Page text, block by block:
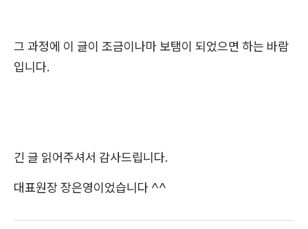
그 과정에 이 글이 조금이나마 보탬이 되었으면 하는 바람
입니다.
긴 글 읽어주셔서 감사드립니다.
대표원장 장은영이었습니다 ^^